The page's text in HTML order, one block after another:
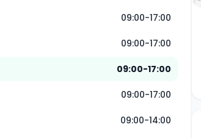
09:00-17:00
09:00-17:00
09:00-17:00
09:00-17:00
09:00-14:00